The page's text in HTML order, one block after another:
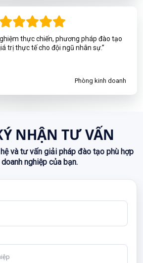
thực chiến, phương pháp đào tạo
trị thực tế cho đội ngũ nhân sự.”
Phòng kinh doanh
NHẬN TƯ VẤN
và tư vấn giải pháp đào tạo phù hợp
nghiệp của bạn.